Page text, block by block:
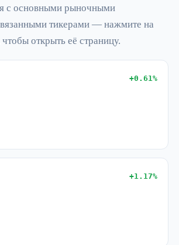
с основными рыночными
тикерами — нажмите на
открыть её страницу.
+0.61%
+1.17%